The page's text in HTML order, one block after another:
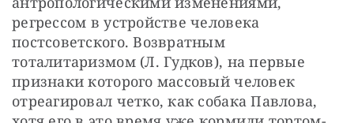
регрессом в устройстве человека
постсоветского. Возвратным
тоталитаризмом (Л. Гудков), на первые
признаки которого массовый человек
отреагировал четко, как собака Павлова,